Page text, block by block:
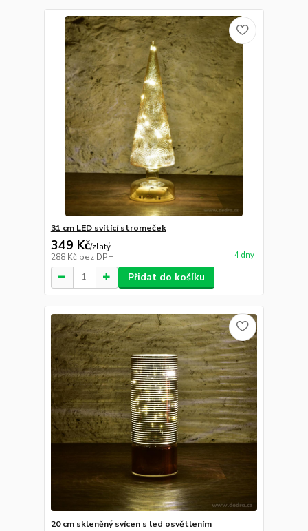
31 cm LED svítící stromeček
349 Kč/zlatý
288 Kč bez DPH 4 dny
Přidat do košíku
20 cm skleněný svícen s led osvětlením